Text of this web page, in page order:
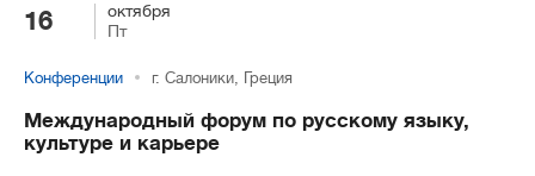
16
октября
Пт
Конференции г. Салоники, Греция
Международный форум по русскому языку,
культуре и карьере